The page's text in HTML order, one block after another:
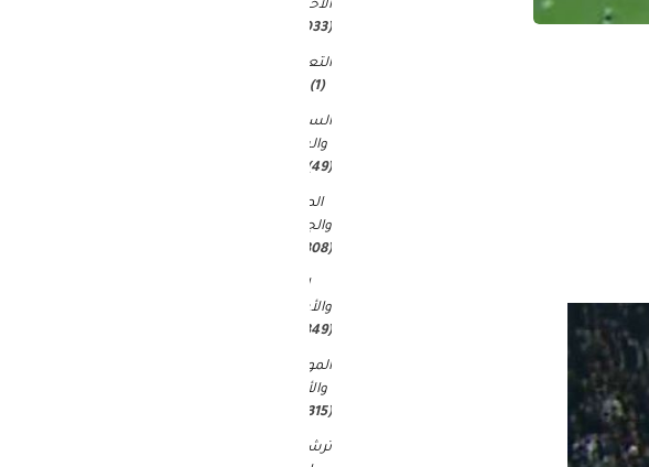
الاخبار
(9٬033)
التعليم
(1)
السياحة
والسفر
(49)
الصحة
والجمال
(15٬308)
والأعمال
(349)
الموضة
والأزياء
(315)
ترشيحات